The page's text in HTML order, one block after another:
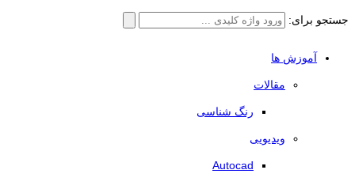
جستجو برای:
آموزش ها
مقالات
رنگ شناسی
ویدیویی
Autocad